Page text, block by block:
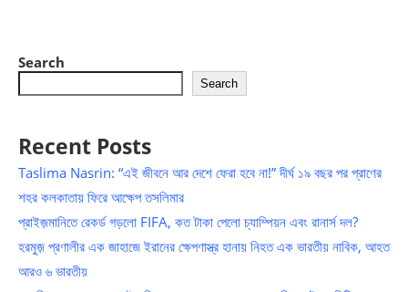
Search
Search
Recent Posts
Taslima Nasrin: “এই জীবনে আর দেশে ফেরা হবে না!” দীর্ঘ ১৯ বছর পর প্রাণের
শহর কলকাতায় ফিরে আক্ষেপ তসলিমার
প্রাইজ়মানিতে রেকর্ড গড়লো FIFA, কত টাকা পেলো চ্যাম্পিয়ন এবং রানার্স দল?
হরমুজ় প্রণালীর এক জাহাজে ইরানের ক্ষেপণাস্ত্র হানায় নিহত এক ভারতীয় নাবিক, আহত
আরও ৬ ভারতীয়